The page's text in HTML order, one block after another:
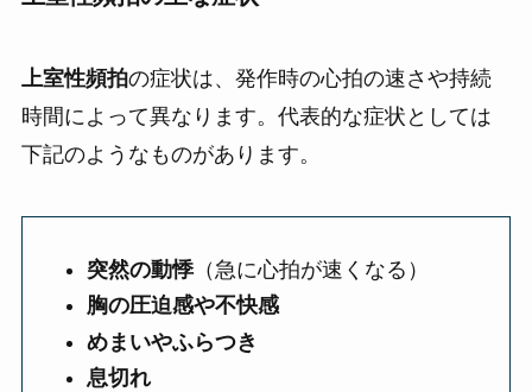
上室性頻拍の症状は、発作時の心拍の速さや持続
時間によって異なります。代表的な症状としては
下記のようなものがあります。
突然の動悸（急に心拍が速くなる）
胸の圧迫感や不快感
めまいやふらつき
息切れ